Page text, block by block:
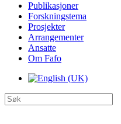
Publikasjoner
Forskningstema
Prosjekter
Arrangementer
Ansatte
Om Fafo